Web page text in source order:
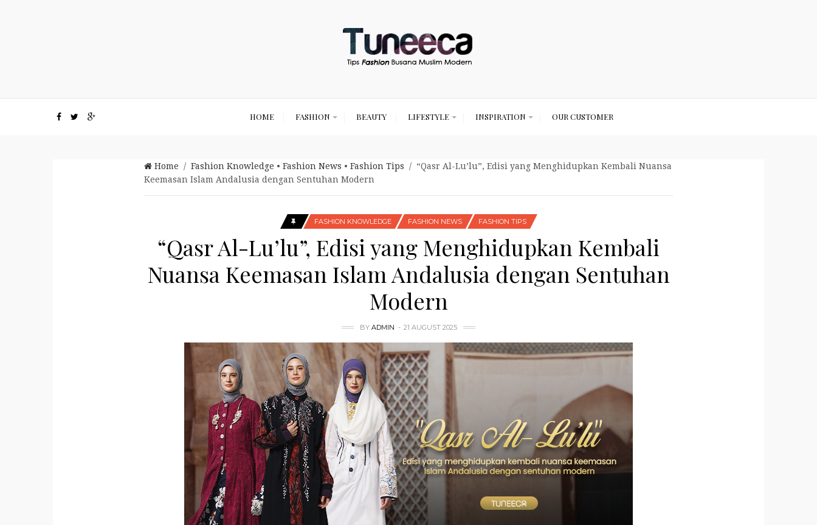
HOME FASHION BEAUTY LIFESTYLE INSPIRATION OUR CUSTOMER
Home / Fashion Knowledge • Fashion News • Fashion Tips / “Qasr Al-Lu’lu”, Edisi yang Menghidupkan Kembali Nuansa
Keemasan Islam Andalusia dengan Sentuhan Modern
FASHION KNOWLEDGE FASHION NEWS FASHION TIPS
“Qasr Al-Lu’lu”, Edisi yang Menghidupkan Kembali
Nuansa Keemasan Islam Andalusia dengan Sentuhan
Modern
BY ADMIN 21 AUGUST 2025